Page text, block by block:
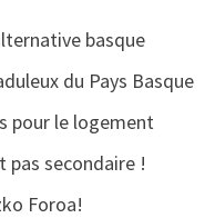
basque
du Pays Basque
pour le logement
pas secondaire !
Foroa!